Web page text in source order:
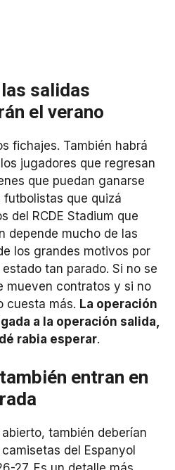
salidas
el verano
fichajes. También habrá
jugadores que regresan
que puedan ganarse
que quizá
del RCDE Stadium que
depende mucho de las
los grandes motivos por
tan parado. Si no se
mueven contratos y si no
cuesta más. La operación
a la operación salida,
rabia esperar.
entran en
también deberían
del Espanyol